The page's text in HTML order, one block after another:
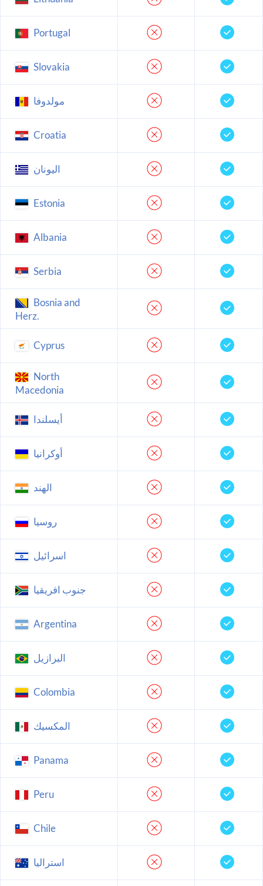
Portugal
Slovakia
مولدوفا
Croatia
اليونان
Estonia
Albania
Serbia
Bosnia and
Herz.
Cyprus
North
Macedonia
أيسلندا
أوكرانيا
الهند
روسيا
اسرائيل
جنوب افريقيا
Argentina
البرازيل
Colombia
المكسيك
Panama
Peru
Chile
استراليا